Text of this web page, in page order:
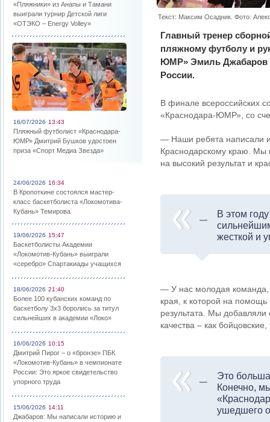
«Пляжники» из Анапы и Тамани
выиграли турнир Детской лиги
«ОТЭКО – Energy Volley»
16/07/2026 13:43
Пляжный футболист «Краснодара-
ЮМР» Дмитрий Бушков удостоен
приза «Спорт Медиа Звезда»
24/06/2026 16:34
В Кропоткине состоялся мастер-
класс баскетболиста «Локомотива-
Кубань» Темирова
19/06/2026 15:47
Баскетболисты Академии
«Локомотив-Кубань» выиграли
«серебро» Спартакиады учащихся
18/06/2026 21:40
Более 100 кубанских команд по
баскетболу 3х3 боролись за титул
сильнейших в академии «Локо»
16/06/2026 10:15
Дмитрий Пирог – о «бронзе» ПБК
«Локомотив-Кубань» в чемпионате
России: Это яркое свидетельство
упорного труда
15/06/2026 14:11
Джабаров: Мы написали историю и
Текст: Максим Осадник. Фото:
Главный тренер
пляжному футболу и
ЮМР» Эмиль Джабаров
России.
В финале всероссийских
«Краснодара-ЮМР», со
— Наши ребята написали
Краснодарскому краю. Мы
на высокий результат и
В этом
жесткой и
— У нас молодая команда,
края, к которой на
результата. Мы
качества – как
Это
Конечно,
ушедшего